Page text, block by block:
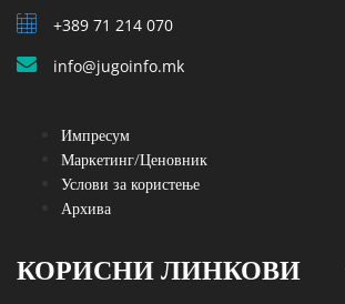
+389 71 214 070
info@jugoinfo.mk
Импресум
Маркетинг/Ценовник
Услови за користење
Архива
КОРИСНИ ЛИНКОВИ